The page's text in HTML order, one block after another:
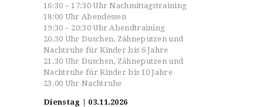
16:30 – 17:30 Uhr Nachmittagstraining
18:00 Uhr Abendessen
19:30 – 20:30 Uhr Abendtraining
20.30 Uhr Duschen, Zähneputzen und
Nachtruhe für Kinder bis 6 Jahre
21.30 Uhr Duschen, Zähneputzen und
Nachtruhe für Kinder bis 10 Jahre
23.00 Uhr Nachtruhe
Dienstag | 03.11.2026